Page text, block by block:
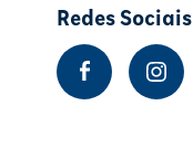
Redes Sociais